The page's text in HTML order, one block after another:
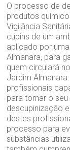
O processo de
produtos
Vigilância
cupins de um
aplicado por
Almanara, para
quem circulará
Jardim
profissionais
para tornar o
descupinização
destes
processo para
substâncias